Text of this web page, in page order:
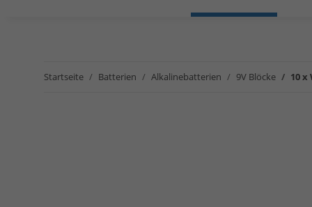
Startseite Batterien Alkalinebatterien 9V Blöcke 10